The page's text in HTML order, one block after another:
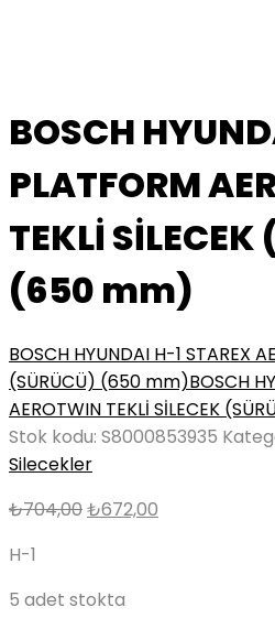
BOSCH
PLATFORM
TEKLİ SİLECEK
(650 mm)
BOSCH HYUNDAI H-1 STAREX
(SÜRÜCÜ) (650 mm)BOSCH
AEROTWIN TEKLİ SİLECEK
Stok kodu: S8000853935
Silecekler
₺704,00Orijinal
₺672,00
H-1
5 adet stokta